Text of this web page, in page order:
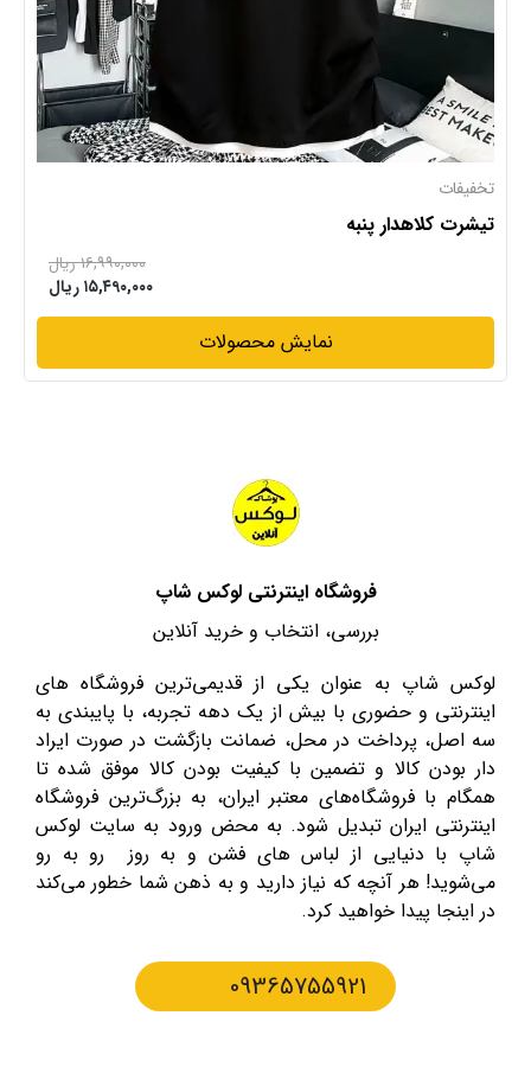
تخفیفات
تیشرت کلاهدار پنبه
۱۶,۹۹۰,۰۰۰ ریال
۱۵,۴۹۰,۰۰۰ ریال
نمایش محصولات
فروشگاه اینترنتی لوکس شاپ
بررسی، انتخاب و خرید آنلاین
لوکس شاپ به عنوان یکی از قدیمی‌ترین فروشگاه های
اینترنتی و حضوری با بیش از یک دهه تجربه، با پایبندی به
سه اصل، پرداخت در محل، ضمانت بازگشت در صورت ایراد
دار بودن کالا و تضمین با کیفیت بودن کالا موفق شده تا
همگام با فروشگاه‌های معتبر ایران، به بزرگ‌ترین فروشگاه
اینترنتی ایران تبدیل شود. به محض ورود به سایت لوکس
شاپ با دنیایی از لباس های فشن و به روز رو به رو
می‌شوید! هر آنچه که نیاز دارید و به ذهن شما خطور می‌کند
در اینجا پیدا خواهید کرد.
09365755921